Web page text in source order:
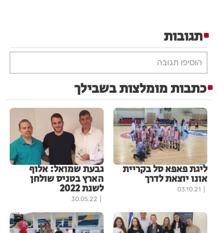
תגובות
הוסיפו תגובה
כתבות מומלצות בשבילך
ליגת פאפא סל בקריית
אונו יוצאת לדרך
03.10.21
גבעת שמואל: אלוף
הארץ בטניס שולחן
לשנת 2022
30.05.22